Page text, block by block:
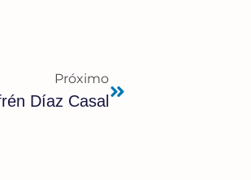
Próximo
Díaz Casal